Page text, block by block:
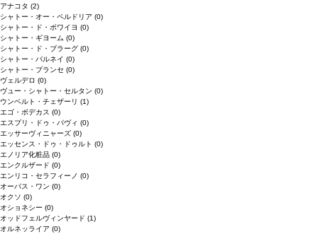
アナコタ (2)
シャトー・オー・ペルドリア (0)
シャトー・ド・ボワイヨ (0)
シャトー・ギヨーム (0)
シャトー・ド・ブラーグ (0)
シャトー・パルネイ (0)
シャトー・プランセ (0)
ヴェルデロ (0)
ヴュー・シャトー・セルタン (0)
ウンベルト・チェザーリ (1)
エゴ・ボデカス (0)
エスプリ・ドゥ・パヴィ (0)
エッサーヴィニャーズ (0)
エッセンス・ドゥ・ドゥルト (0)
エノリア化粧品 (0)
エンクルザード (0)
エンリコ・セラフィーノ (0)
オーパス・ワン (0)
オクソ (0)
オショネシー (0)
オッドフェルヴィンヤード (1)
オルネッライア (0)